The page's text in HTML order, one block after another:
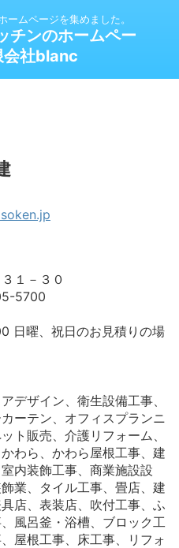
ムページを集めました。
チンのホームペー
会社blanc
１－３０
5700
日曜、祝日のお見積りの場
デザイン、衛生設備工事、
ーテン、オフィスプランニ
ト販売、介護リフォーム、
わら、かわら屋根工事、建
内装飾工事、商業施設設
業、タイル工事、畳店、建
店、表装店、吹付工事、ふ
風呂釜・浴槽、ブロック工
屋根工事、床工事、リフォ